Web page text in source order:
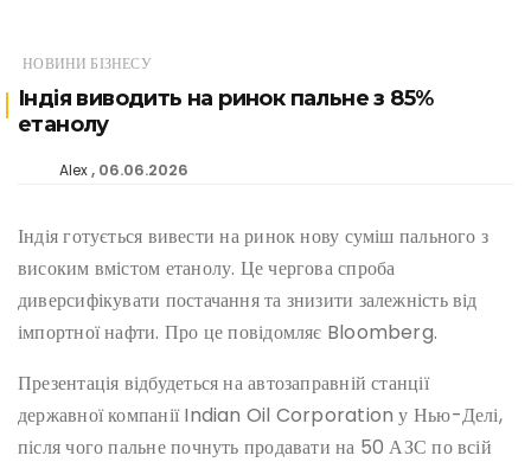
НОВИНИ БІЗНЕСУ
Індія виводить на ринок пальне з 85%
етанолу
Alex 06.06.2026
Індія готується вивести на ринок нову суміш пального з
високим вмістом етанолу. Це чергова спроба
диверсифікувати постачання та знизити залежність від
імпортної нафти. Про це повідомляє Bloomberg.
Презентація відбудеться на автозаправній станції
державної компанії Indian Oil Corporation у Нью-Делі,
після чого пальне почнуть продавати на 50 АЗС по всій